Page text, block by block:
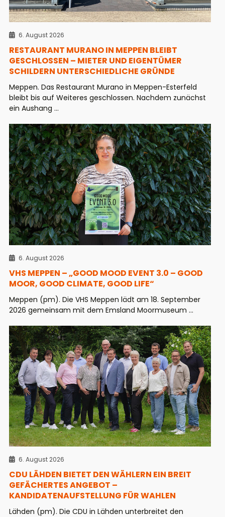
6. August 2026
RESTAURANT MURANO IN MEPPEN BLEIBT
GESCHLOSSEN – MIETER UND EIGENTÜMER
SCHILDERN UNTERSCHIEDLICHE GRÜNDE
Meppen. Das Restaurant Murano in Meppen-Esterfeld
bleibt bis auf Weiteres geschlossen. Nachdem zunächst
ein Aushang ...
6. August 2026
VHS MEPPEN – „GOOD MOOD EVENT 3.0 – GOOD
MOOR, GOOD CLIMATE, GOOD LIFE“
Meppen (pm). Die VHS Meppen lädt am 18. September
2026 gemeinsam mit dem Emsland Moormuseum ...
6. August 2026
CDU LÄHDEN BIETET DEN WÄHLERN EIN BREIT
GEFÄCHERTES ANGEBOT –
KANDIDATENAUFSTELLUNG FÜR WAHLEN
Lähden (pm). Die CDU in Lähden unterbreitet den